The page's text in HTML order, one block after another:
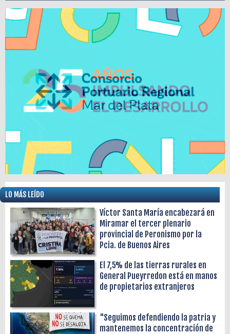
LO MÁS LEÍDO
Víctor Santa María encabezará en
Miramar el tercer plenario
provincial de Peronismo por la
Pcia. de Buenos Aires
El 7,5% de las tierras rurales en
General Pueyrredon está en manos
de propietarios extranjeros
"Seguimos defendiendo la patria y
mantenemos la concentración de